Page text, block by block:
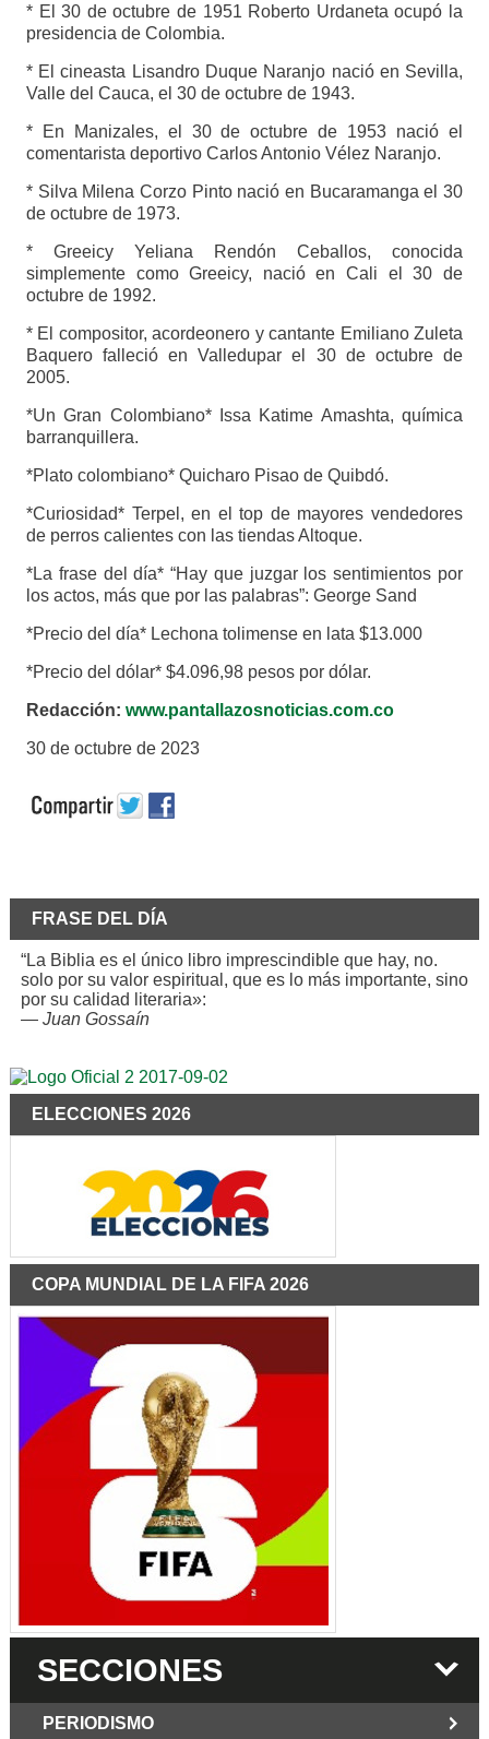
* El 30 de octubre de 1951 Roberto Urdaneta ocupó la
presidencia de Colombia.
* El cineasta Lisandro Duque Naranjo nació en Sevilla,
Valle del Cauca, el 30 de octubre de 1943.
* En Manizales, el 30 de octubre de 1953 nació el
comentarista deportivo Carlos Antonio Vélez Naranjo.
* Silva Milena Corzo Pinto nació en Bucaramanga el 30
de octubre de 1973.
* Greeicy Yeliana Rendón Ceballos, conocida
simplemente como Greeicy, nació en Cali el 30 de
octubre de 1992.
* El compositor, acordeonero y cantante Emiliano Zuleta
Baquero falleció en Valledupar el 30 de octubre de
2005.
*Un Gran Colombiano* Issa Katime Amashta, química
barranquillera.
*Plato colombiano* Quicharo Pisao de Quibdó.
*Curiosidad* Terpel, en el top de mayores vendedores
de perros calientes con las tiendas Altoque.
*La frase del día* “Hay que juzgar los sentimientos por
los actos, más que por las palabras”: George Sand
*Precio del día* Lechona tolimense en lata $13.000
*Precio del dólar* $4.096,98 pesos por dólar.
Redacción: www.pantallazosnoticias.com.co
30 de octubre de 2023
FRASE DEL DÍA
“La Biblia es el único libro imprescindible que hay, no.
solo por su valor espiritual, que es lo más importante, sino
por su calidad literaria»:
— Juan Gossaín
ELECCIONES 2026
COPA MUNDIAL DE LA FIFA 2026
SECCIONES
PERIODISMO